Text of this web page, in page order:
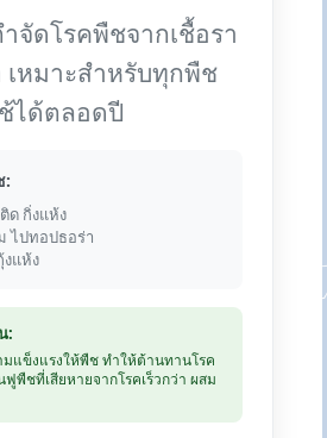
จัดโรคพืชจากเชื้อรา
หมาะสำหรับทุกพืช
ได้ตลอดปี
:
ด กิ่งแห้ง
ไปทอปธอร่า
แห้ง
:
แข็งแรงให้พืช ทำให้ต้านทานโรค
พืชที่เสียหายจากโรคเร็วกว่า ผสม